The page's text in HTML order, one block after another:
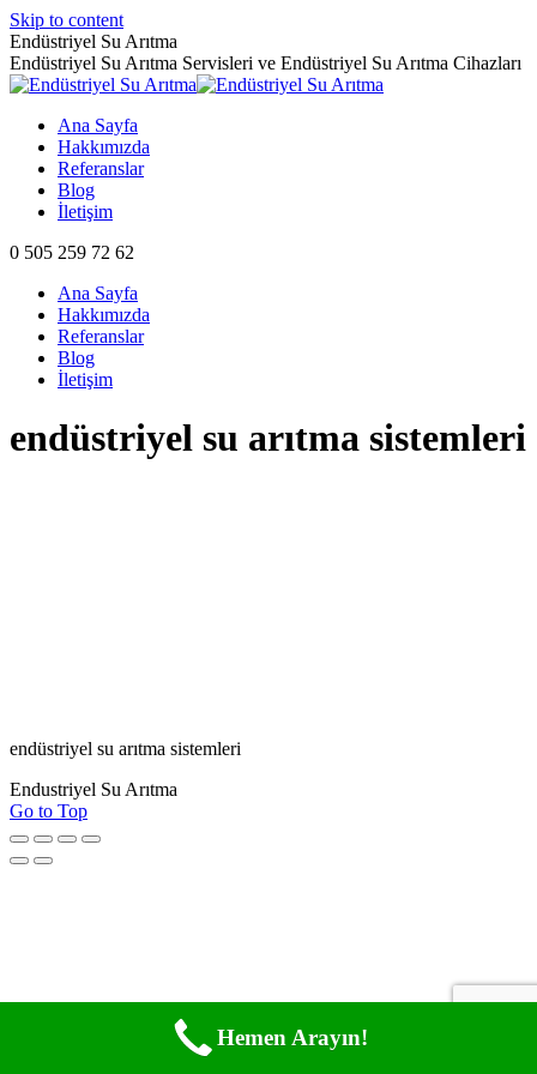
Skip to content
Endüstriyel Su Arıtma
Endüstriyel Su Arıtma Servisleri ve Endüstriyel Su Arıtma Cihazları
Ana Sayfa
Hakkımızda
Referanslar
Blog
İletişim
0 505 259 72 62
Ana Sayfa
Hakkımızda
Referanslar
Blog
İletişim
endüstriyel su arıtma sistemleri
endüstriyel su arıtma sistemleri
Endustriyel Su Arıtma
Go to Top
Hemen Arayın!